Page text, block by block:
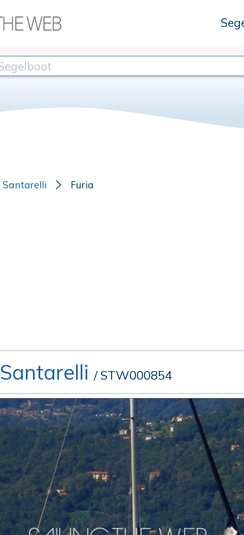
Santarelli Furia
/ STW000854